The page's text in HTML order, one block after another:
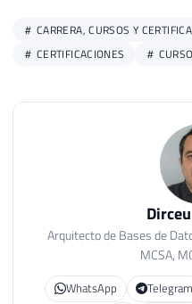
CARRERA, CURSOS Y
CERTIFICACIONES
Arquitecto de Bases de
MCSA,
WhatsApp
Telegram